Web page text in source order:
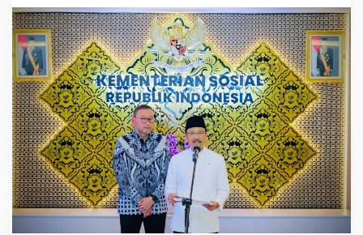
a
r
u
n
a
T
N
I
-
P
o
l
r
i
J
a